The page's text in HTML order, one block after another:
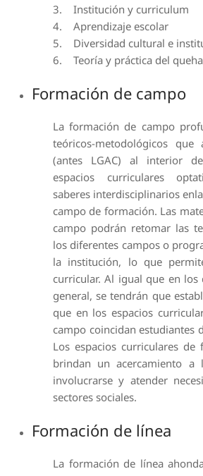
3. Institución y curriculum
4. Aprendizaje escolar
5. Diversidad cultural e
6. Teoría y práctica del
Formación de campo
La formación de campo
teóricos-metodológicos
(antes LGAC) al interior
espacios curriculares
saberes interdisciplinarios
campo de formación. Las
campo podrán retomar las
los diferentes campos o
la institución, lo que
curricular. Al igual que en los
general, se tendrán que
que en los espacios
campo coincidan estudiantes
Los espacios curriculares
brindan un acercamiento a
involucrarse y atender
sectores sociales.
Formación de línea
La formación de línea